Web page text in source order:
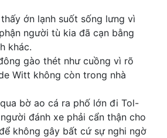
ớn lạnh suốt sống lưng vì
người tù kia đã cạn bằng
khác.
gào thét như cuồng vì rõ
Witt không còn trong nhà
bờ ao cá ra phố lớn đi Tol-
đánh xe phải cẩn thận cho
không gây bất cứ sự nghi ngờ